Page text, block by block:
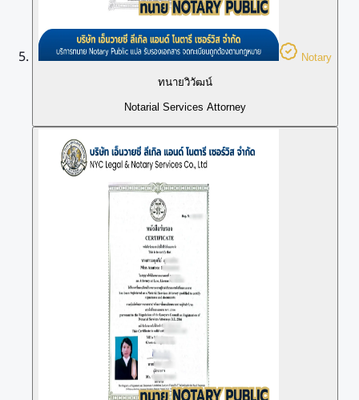
Notary
ทนายวิวัฒน์
Notarial Services Attorney